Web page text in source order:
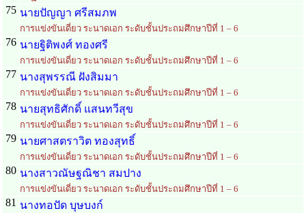
75 นายปัญญา ศรีสมภพ
การแข่งขันเดี่ยว ระนาดเอก ระดับชั้นประถมศึกษาปีที่ 1 – 6
76 นายฐิติพงศ์ ทองศรี
การแข่งขันเดี่ยว ระนาดเอก ระดับชั้นประถมศึกษาปีที่ 1 – 6
77 นางสุพรรณี ฝังสิมมา
การแข่งขันเดี่ยว ระนาดเอก ระดับชั้นประถมศึกษาปีที่ 1 – 6
78 นายสุทธิศักดิ์ แสนทวีสุข
การแข่งขันเดี่ยว ระนาดเอก ระดับชั้นประถมศึกษาปีที่ 1 – 6
79 นายศาสตราวิต ทองสุทธิ์
การแข่งขันเดี่ยว ระนาดเอก ระดับชั้นประถมศึกษาปีที่ 1 – 6
80 นางสาวณัษฐณิชา สมปาง
การแข่งขันเดี่ยว ระนาดเอก ระดับชั้นประถมศึกษาปีที่ 1 – 6
81 นางทอปัด บุษบงก์